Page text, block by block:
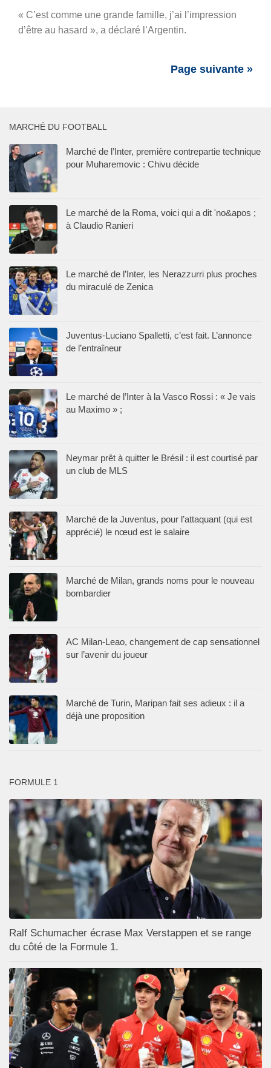
« C’est comme une grande famille, j’ai l’impression
d’être au hasard », a déclaré l’Argentin.
Page suivante »
MARCHÉ DU FOOTBALL
Marché de l’Inter, première contrepartie technique
pour Muharemovic : Chivu décide
Le marché de la Roma, voici qui a dit 'no&apos ;
à Claudio Ranieri
Le marché de l’Inter, les Nerazzurri plus proches
du miraculé de Zenica
Juventus-Luciano Spalletti, c’est fait. L’annonce
de l’entraîneur
Le marché de l’Inter à la Vasco Rossi : « Je vais
au Maximo » ;
Neymar prêt à quitter le Brésil : il est courtisé par
un club de MLS
Marché de la Juventus, pour l’attaquant (qui est
apprécié) le nœud est le salaire
Marché de Milan, grands noms pour le nouveau
bombardier
AC Milan-Leao, changement de cap sensationnel
sur l’avenir du joueur
Marché de Turin, Maripan fait ses adieux : il a
déjà une proposition
FORMULE 1
Ralf Schumacher écrase Max Verstappen et se range
du côté de la Formule 1.